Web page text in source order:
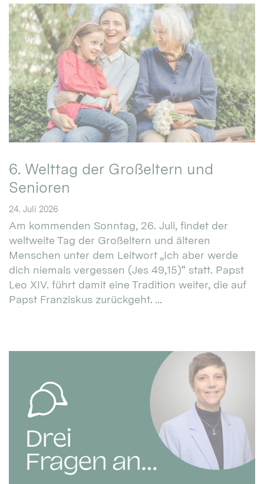
6. Welttag der Großeltern und
Senioren
24. Juli 2026
Am kommenden Sonntag, 26. Juli, findet der
weltweite Tag der Großeltern und älteren
Menschen unter dem Leitwort „Ich aber werde
dich niemals vergessen (Jes 49,15)“ statt. Papst
Leo XIV. führt damit eine Tradition weiter, die auf
Papst Franziskus zurückgeht. ...